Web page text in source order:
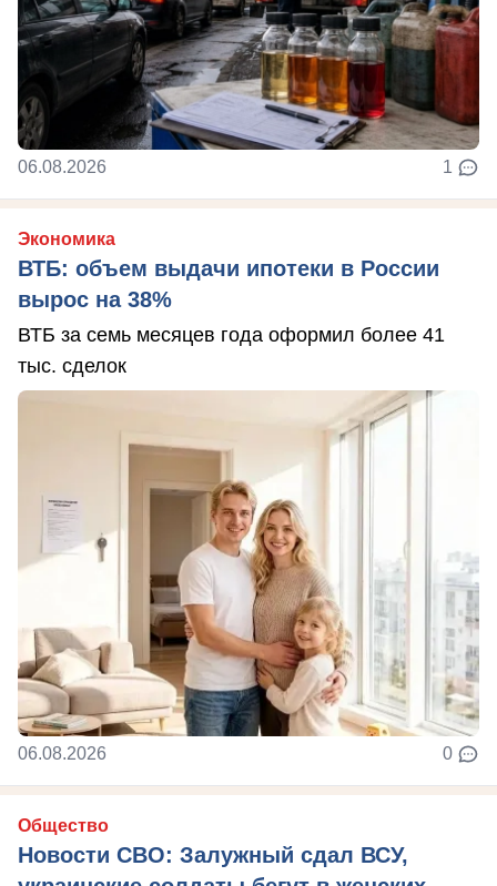
06.08.2026 1
Экономика
ВТБ: объем выдачи ипотеки в России
вырос на 38%
ВТБ за семь месяцев года оформил более 41
тыс. сделок
06.08.2026 0
Общество
Новости СВО: Залужный сдал ВСУ,